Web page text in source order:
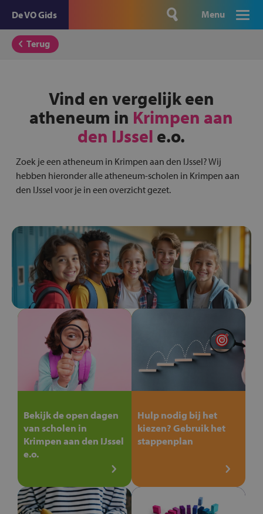
De VO Gids Menu
Terug
Vind en vergelijk een
atheneum in Krimpen aan
den IJssel e.o.
Zoek je een atheneum in Krimpen aan den IJssel? Wij
hebben hieronder alle atheneum-scholen in Krimpen aan
den IJssel voor je in een overzicht gezet.
Bekijk de open dagen
van scholen in
Krimpen aan den IJssel
e.o.
Hulp nodig bij het
kiezen? Gebruik het
stappenplan